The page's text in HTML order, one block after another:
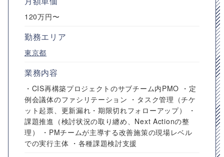
120万円〜
勤務エリア
東京都
業務内容
・CIS再構築プロジェクトのサブチーム内PMO ・定
例会議体のファシリテーション ・タスク管理（チケ
ット起票、更新漏れ・期限切れフォローアップ） ・
課題推進（検討状況の取り纏め、Next Actionの整
理） ・PMチームが主導する改善施策の現場レベル
での実行主体 ・各種課題検討支援